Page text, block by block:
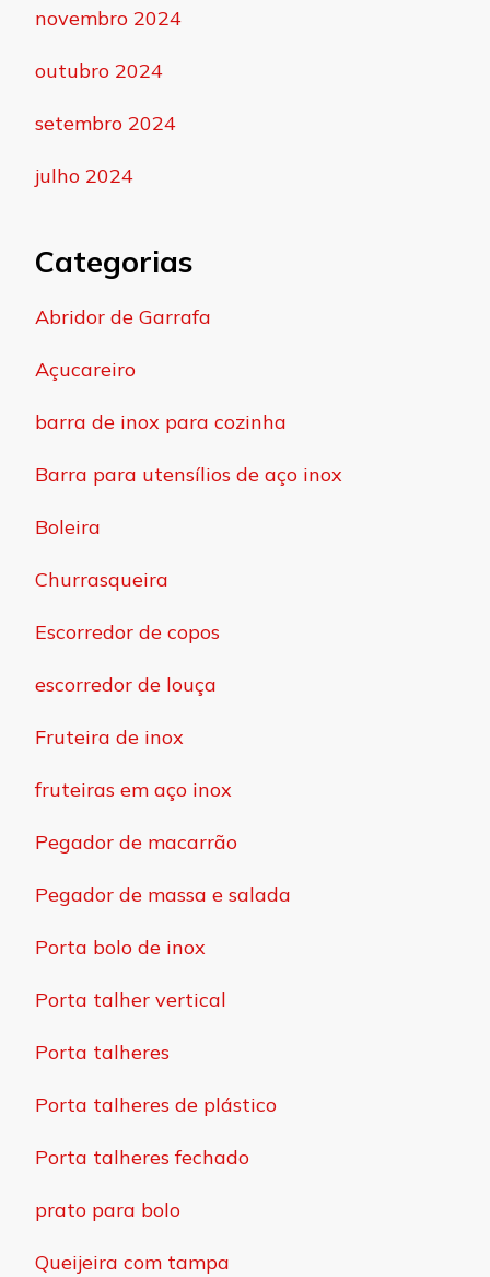
novembro 2024
outubro 2024
setembro 2024
julho 2024
Categorias
Abridor de Garrafa
Açucareiro
barra de inox para cozinha
Barra para utensílios de aço inox
Boleira
Churrasqueira
Escorredor de copos
escorredor de louça
Fruteira de inox
fruteiras em aço inox
Pegador de macarrão
Pegador de massa e salada
Porta bolo de inox
Porta talher vertical
Porta talheres
Porta talheres de plástico
Porta talheres fechado
prato para bolo
Queijeira com tampa